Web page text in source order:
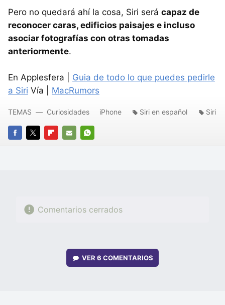
Pero no quedará ahí la cosa, Siri será capaz de
reconocer caras, edificios paisajes e incluso
asociar fotografías con otras tomadas
anteriormente.
En Applesfera | Guia de todo lo que puedes pedirle
a Siri Vía | MacRumors
FACEBOOK
TWITTERFLIPBOARD
E-
WHATSAPP
TEMAS Curiosidades iPhone Siri en español Siri
Comentarios cerrados
VER 6 COMENTARIOS